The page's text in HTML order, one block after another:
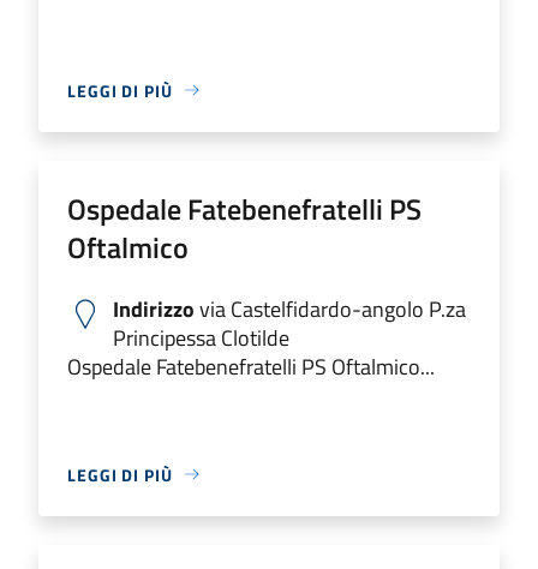
LEGGI DI PIÙ
Ospedale Fatebenefratelli PS
Oftalmico
Indirizzovia Castelfidardo-angolo P.za
Principessa Clotilde
Ospedale Fatebenefratelli PS Oftalmico...
LEGGI DI PIÙ